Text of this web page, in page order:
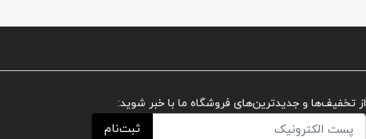
از تخفیف‌ها و جدیدترین‌های فروشگاه ما با خبر شوید:
ثبت‌نام